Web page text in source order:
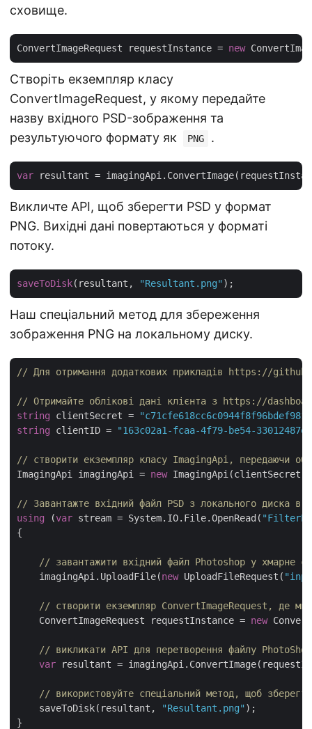
сховище.
ConvertImageRequest requestInstance = new
Створіть екземпляр класу
ConvertImageRequest, у якому передайте
назву вхідного PSD-зображення та
результуючого формату як
PNG .
var
Викличте API, щоб зберегти PSD у формат
PNG. Вихідні дані повертаються у форматі
потоку.
saveToDisk(resultant, "Resultant.png"
Наш спеціальний метод для збереження
зображення PNG на локальному диску.
// Для отримання додаткових прикладів https://
// Отримайте облікові дані клієнта з https://
string clientSecret =
string clientID = "163c02a1-fcaa-4f79-be54-
// створити екземпляр класу ImagingApi, передаючи
ImagingApi imagingApi = new
// Завантажте вхідний файл PSD з локального диска в
using (var stream = System.IO.File.OpenRead(
{
// завантажити вхідний файл Photoshop у хмарне
    imagingApi.UploadFile(
new UploadFileRequest(
// створити екземпляр ConvertImageRequest, де ми
    ConvertImageRequest requestInstance =
new
// викликати API для перетворення файлу
var resultant =
// використовуйте спеціальний метод, щоб
    saveToDisk(resultant,
"Resultant.png" );
}